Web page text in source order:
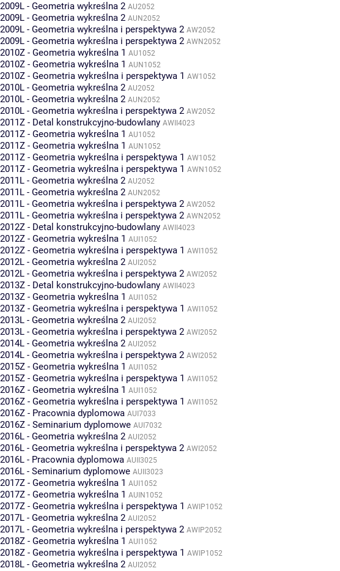
2009L - Geometria wykreślna 2 AU2052
2009L - Geometria wykreślna 2 AUN2052
2009L - Geometria wykreślna i perspektywa 2 AW2052
2009L - Geometria wykreślna i perspektywa 2 AWN2052
2010Z - Geometria wykreślna 1 AU1052
2010Z - Geometria wykreślna 1 AUN1052
2010Z - Geometria wykreślna i perspektywa 1 AW1052
2010L - Geometria wykreślna 2 AU2052
2010L - Geometria wykreślna 2 AUN2052
2010L - Geometria wykreślna i perspektywa 2 AW2052
2011Z - Detal konstrukcyjno-budowlany AWII4023
2011Z - Geometria wykreślna 1 AU1052
2011Z - Geometria wykreślna 1 AUN1052
2011Z - Geometria wykreślna i perspektywa 1 AW1052
2011Z - Geometria wykreślna i perspektywa 1 AWN1052
2011L - Geometria wykreślna 2 AU2052
2011L - Geometria wykreślna 2 AUN2052
2011L - Geometria wykreślna i perspektywa 2 AW2052
2011L - Geometria wykreślna i perspektywa 2 AWN2052
2012Z - Detal konstrukcyjno-budowlany AWII4023
2012Z - Geometria wykreślna 1 AUI1052
2012Z - Geometria wykreślna i perspektywa 1 AWI1052
2012L - Geometria wykreślna 2 AUI2052
2012L - Geometria wykreślna i perspektywa 2 AWI2052
2013Z - Detal konstrukcyjno-budowlany AWII4023
2013Z - Geometria wykreślna 1 AUI1052
2013Z - Geometria wykreślna i perspektywa 1 AWI1052
2013L - Geometria wykreślna 2 AUI2052
2013L - Geometria wykreślna i perspektywa 2 AWI2052
2014L - Geometria wykreślna 2 AUI2052
2014L - Geometria wykreślna i perspektywa 2 AWI2052
2015Z - Geometria wykreślna 1 AUI1052
2015Z - Geometria wykreślna i perspektywa 1 AWI1052
2016Z - Geometria wykreślna 1 AUI1052
2016Z - Geometria wykreślna i perspektywa 1 AWI1052
2016Z - Pracownia dyplomowa AUI7033
2016Z - Seminarium dyplomowe AUI7032
2016L - Geometria wykreślna 2 AUI2052
2016L - Geometria wykreślna i perspektywa 2 AWI2052
2016L - Pracownia dyplomowa AUII3025
2016L - Seminarium dyplomowe AUII3023
2017Z - Geometria wykreślna 1 AUI1052
2017Z - Geometria wykreślna 1 AUIN1052
2017Z - Geometria wykreślna i perspektywa 1 AWIP1052
2017L - Geometria wykreślna 2 AUI2052
2017L - Geometria wykreślna i perspektywa 2 AWIP2052
2018Z - Geometria wykreślna 1 AUI1052
2018Z - Geometria wykreślna i perspektywa 1 AWIP1052
2018L - Geometria wykreślna 2 AUI2052